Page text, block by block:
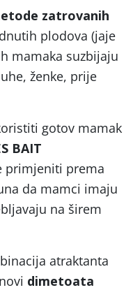
zatrovanih
plodova (jaje
mamaka suzbijaju
ženke, prije
gotov mamak
BAIT
primjeniti prema
da mamci imaju
na širem
atraktanta
dimetoata